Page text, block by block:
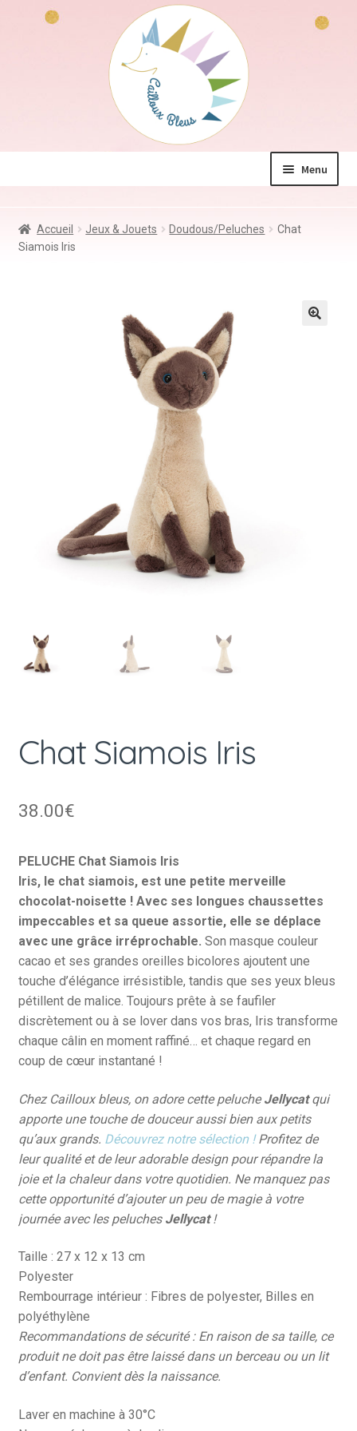
Menu
Jeux & Jouets
Accueil Jeux & Jouets Doudous/Peluches
Chat
Siamois Iris
Chat Siamois Iris
38.00€
PELUCHE Chat Siamois Iris
Iris, le chat siamois, est une petite merveille
chocolat-noisette ! Avec ses longues chaussettes
impeccables et sa queue assortie, elle se déplace
avec une grâce irréprochable. Son masque couleur
cacao et ses grandes oreilles bicolores ajoutent une
touche d’élégance irrésistible, tandis que ses yeux bleus
pétillent de malice. Toujours prête à se faufiler
discrètement ou à se lover dans vos bras, Iris transforme
chaque câlin en moment raffiné… et chaque regard en
coup de cœur instantané !
Chez Cailloux bleus, on adore cette pelucheJellycatqui
apporte une touche de douceur aussi bien aux petits
qu’aux grands. Découvrez notre sélection !Profitez de
leur qualité et de leur adorable design pour répandre la
joie et la chaleur dans votre quotidien. Ne manquez pas
cette opportunité d’ajouter un peu de magie à votre
journée avec les peluches Jellycat!
Taille : 27 x 12 x 13 cm
Polyester
Rembourrage intérieur : Fibres de polyester, Billes en
polyéthylène
Recommandations de sécurité : En raison de sa taille, ce
produit ne doit pas être laissé dans un berceau ou un lit
d’enfant. Convient dès la naissance.
Laver en machine à 30°C